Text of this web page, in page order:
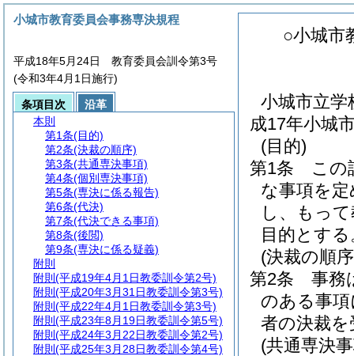
○小城市
小城市立
成17年小城
(目的)
第1条
この
な事項を
し、もっ
目的とする
(決裁の順
第2条
事務
のある事
者の決裁
(共通専決
小城市教育委員会事務専決規程
平成18年5月24日 教育委員会訓令第3号
(令和3年4月1日施行)
条項目次
沿革
本則
第1条(目的)
第2条(決裁の順序)
第3条(共通専決事項)
第4条(個別専決事項)
第5条(専決に係る報告)
第6条(代決)
第7条(代決できる事項)
第8条(後閲)
第9条(専決に係る疑義)
附則
附則 (平成19年4月1日教委訓令第2号)
附則 (平成20年3月31日教委訓令第3号)
附則 (平成22年4月1日教委訓令第3号)
附則 (平成23年8月19日教委訓令第5号)
附則 (平成24年3月22日教委訓令第2号)
附則 (平成25年3月28日教委訓令第4号)